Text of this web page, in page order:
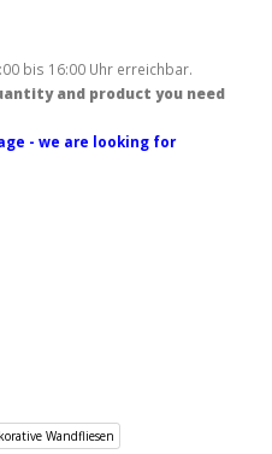
bis 16:00 Uhr erreichbar.
and product you need
- we are looking for
Wandfliesen